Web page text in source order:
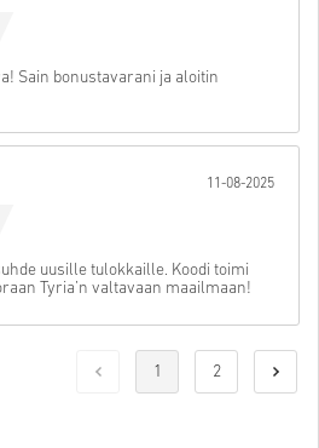
Sain bonustavarani ja aloitin
11-08-2025
uusille tulokkaille. Koodi toimi
Tyria’n valtavaan maailmaan!
1 2